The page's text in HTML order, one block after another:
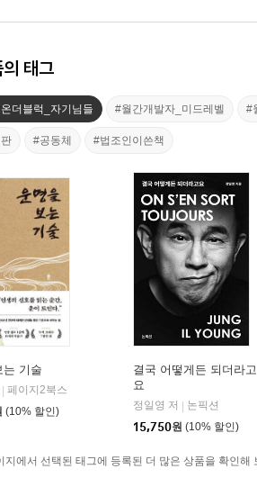
태그
더블럭_자기님들 #월간개발자_미드레벨 #
#공동체 #법조인이쓴책
는 기술
페이지2북스
(10% 할인)
결국 어떻게든 되더라고
요
정일영 저
논픽션
15,750원 (10% 할인)
지에서 선택된 태그에 등록된 더 많은 상품을 확인해